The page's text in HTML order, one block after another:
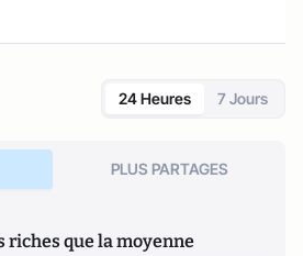
d'astronautique.
24 Heures 7 Jours
PLUS PARTAGES
riches que la moyenne